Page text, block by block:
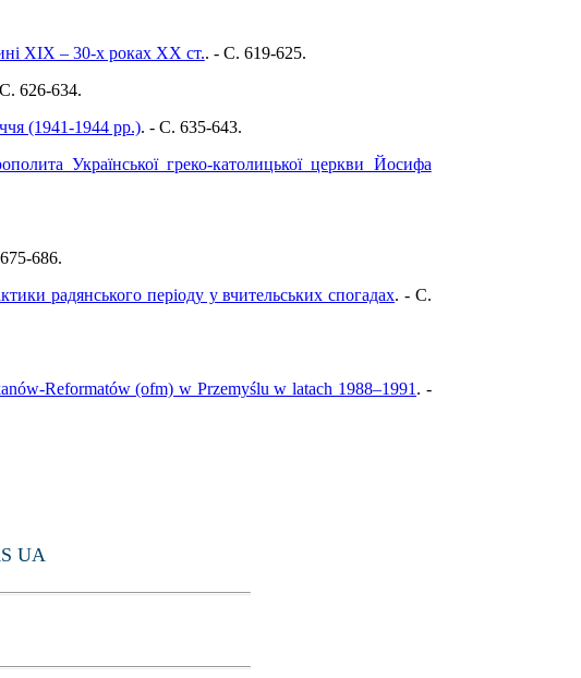
ХІХ – 30-х роках ХХ ст.. - C. 619-625.
626-634.
(1941-1944 рр.). - C. 635-643.
Української греко-католицької церкви Йосифа
686.
радянського періоду у вчительських спогадах. - C.
Reformatów (ofm) w Przemyślu w latach 1988–1991 . -
UA